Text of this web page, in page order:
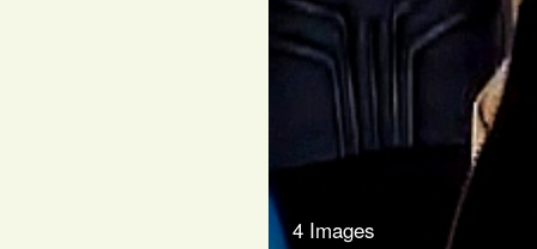
4 Images